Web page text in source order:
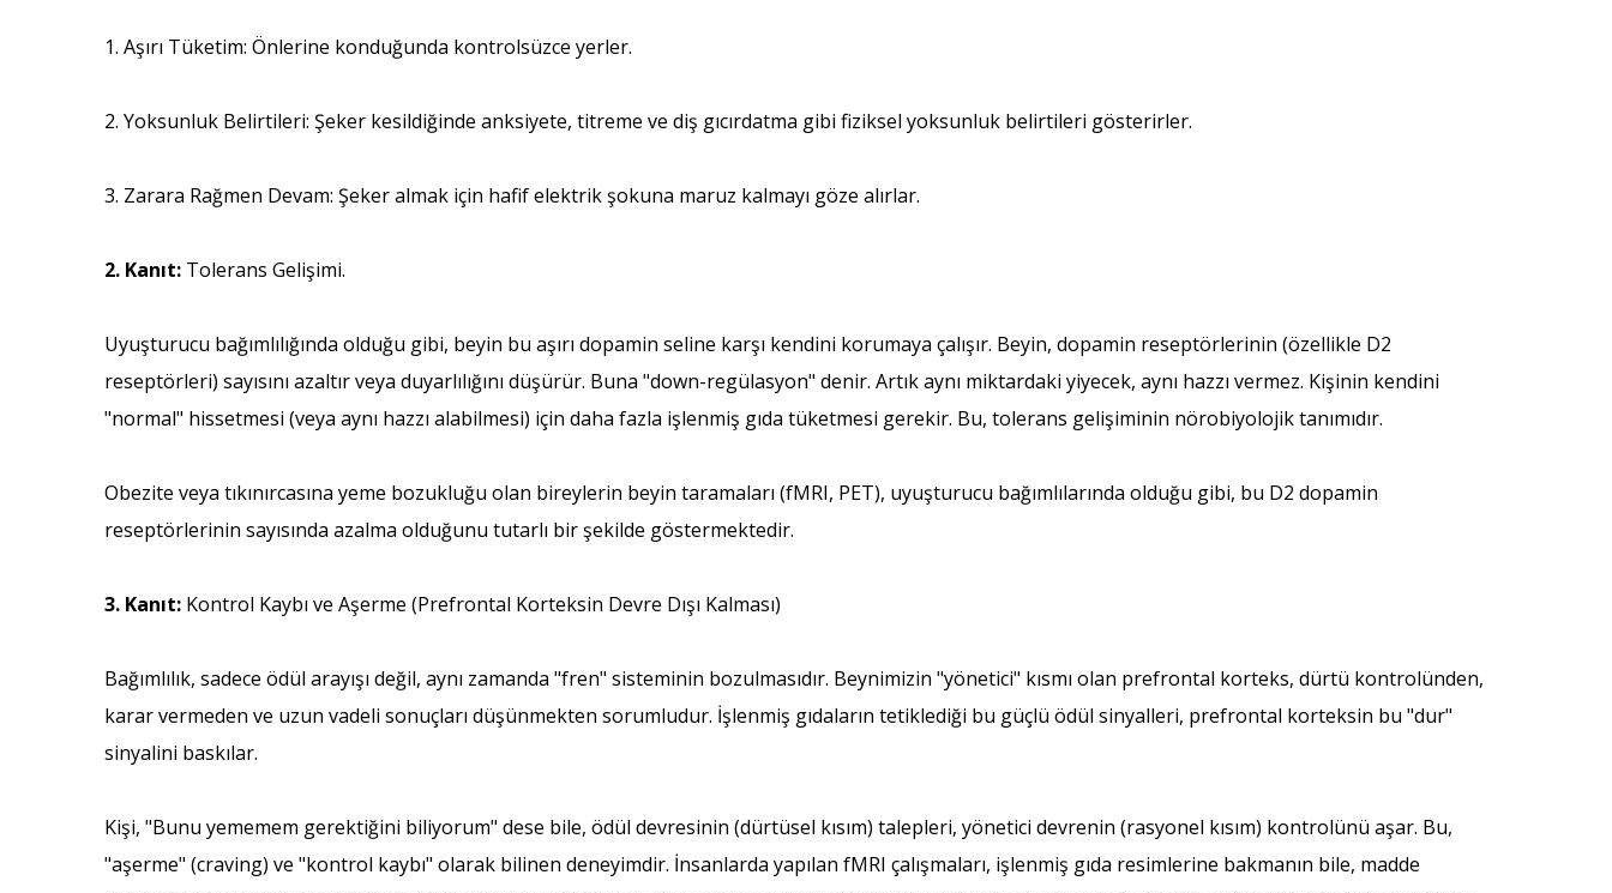
1. Aşırı Tüketim: Önlerine konduğunda kontrolsüzce yerler.
2. Yoksunluk Belirtileri: Şeker kesildiğinde anksiyete, titreme ve diş gıcırdatma gibi fiziksel yoksunluk belirtileri gösterirler.
3. Zarara Rağmen Devam: Şeker almak için hafif elektrik şokuna maruz kalmayı göze alırlar.
2. Kanıt: Tolerans Gelişimi.
Uyuşturucu bağımlılığında olduğu gibi, beyin bu aşırı dopamin seline karşı kendini korumaya çalışır. Beyin, dopamin reseptörlerinin (özellikle D2
reseptörleri) sayısını azaltır veya duyarlılığını düşürür. Buna "down-regülasyon" denir. Artık aynı miktardaki yiyecek, aynı hazzı vermez. Kişinin kendini
"normal" hissetmesi (veya aynı hazzı alabilmesi) için daha fazla işlenmiş gıda tüketmesi gerekir. Bu, tolerans gelişiminin nörobiyolojik tanımıdır.
Obezite veya tıkınırcasına yeme bozukluğu olan bireylerin beyin taramaları (fMRI, PET), uyuşturucu bağımlılarında olduğu gibi, bu D2 dopamin
reseptörlerinin sayısında azalma olduğunu tutarlı bir şekilde göstermektedir.
3. Kanıt: Kontrol Kaybı ve Aşerme (Prefrontal Korteksin Devre Dışı Kalması)
Bağımlılık, sadece ödül arayışı değil, aynı zamanda "fren" sisteminin bozulmasıdır. Beynimizin "yönetici" kısmı olan prefrontal korteks, dürtü kontrolünden,
karar vermeden ve uzun vadeli sonuçları düşünmekten sorumludur. İşlenmiş gıdaların tetiklediği bu güçlü ödül sinyalleri, prefrontal korteksin bu "dur"
sinyalini baskılar.
Kişi, "Bunu yememem gerektiğini biliyorum" dese bile, ödül devresinin (dürtüsel kısım) talepleri, yönetici devrenin (rasyonel kısım) kontrolünü aşar. Bu,
"aşerme" (craving) ve "kontrol kaybı" olarak bilinen deneyimdir. İnsanlarda yapılan fMRI çalışmaları, işlenmiş gıda resimlerine bakmanın bile, madde